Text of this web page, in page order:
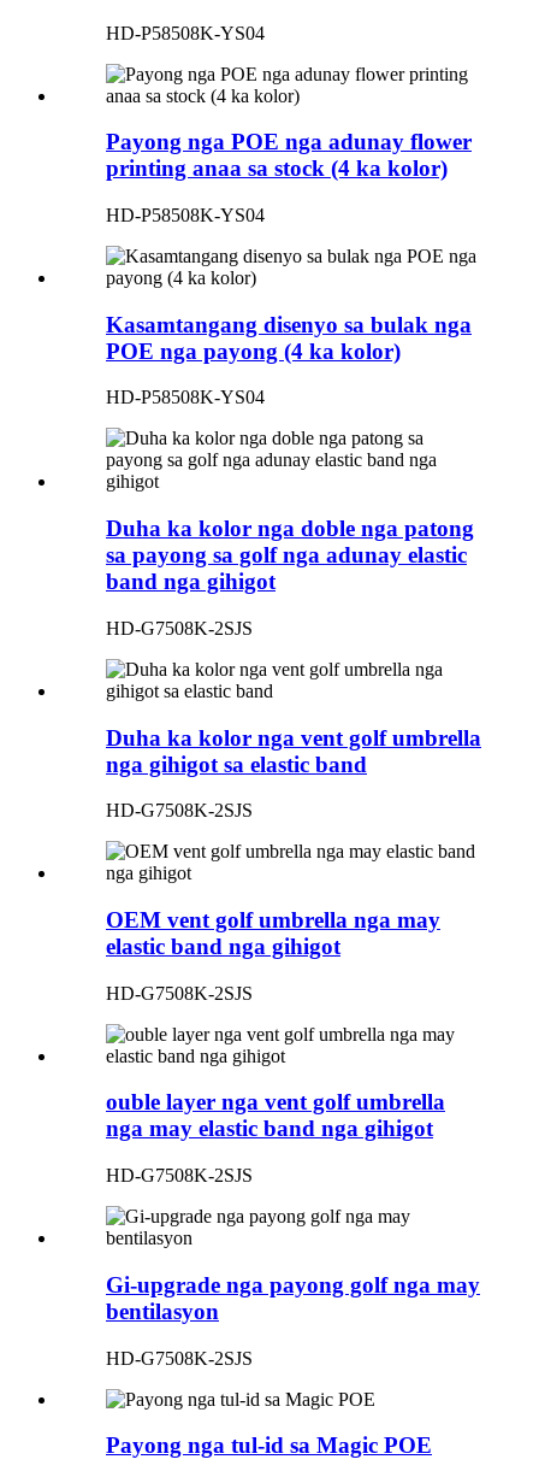
HD-P58508K-YS04
Payong nga POE nga adunay flower
printing anaa sa stock (4 ka kolor)
HD-P58508K-YS04
Kasamtangang disenyo sa bulak nga
POE nga payong (4 ka kolor)
HD-P58508K-YS04
Duha ka kolor nga doble nga patong
sa payong sa golf nga adunay elastic
band nga gihigot
HD-G7508K-2SJS
Duha ka kolor nga vent golf umbrella
nga gihigot sa elastic band
HD-G7508K-2SJS
OEM vent golf umbrella nga may
elastic band nga gihigot
HD-G7508K-2SJS
ouble layer nga vent golf umbrella
nga may elastic band nga gihigot
HD-G7508K-2SJS
Gi-upgrade nga payong golf nga may
bentilasyon
HD-G7508K-2SJS
Payong nga tul-id sa Magic POE